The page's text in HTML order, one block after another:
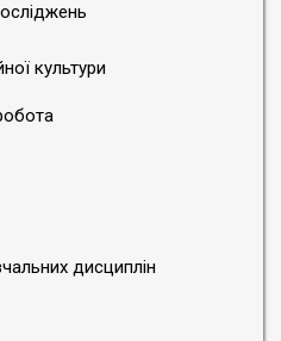
культури
дисциплін